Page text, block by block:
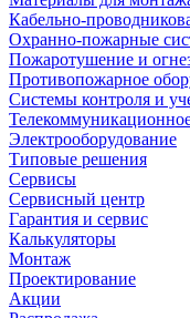
Кабельно-
Охранно-пожарные
Пожаротушение и
Противопожарное
Системы контроля и
Электрооборудование
Типовые решения
Сервисы
Сервисный центр
Гарантия и сервис
Калькуляторы
Монтаж
Проектирование
Акции